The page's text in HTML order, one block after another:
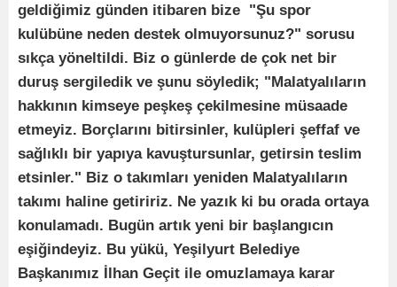
geldiğimiz günden itibaren bize "Şu spor
kulübüne neden destek olmuyorsunuz?" sorusu
sıkça yöneltildi. Biz o günlerde de çok net bir
duruş sergiledik ve şunu söyledik; "Malatyalıların
hakkının kimseye peşkeş çekilmesine müsaade
etmeyiz. Borçlarını bitirsinler, kulüpleri şeffaf ve
sağlıklı bir yapıya kavuştursunlar, getirsin teslim
etsinler." Biz o takımları yeniden Malatyalıların
takımı haline getiririz. Ne yazık ki bu orada ortaya
konulamadı. Bugün artık yeni bir başlangıcın
eşiğindeyiz. Bu yükü, Yeşilyurt Belediye
Başkanımız İlhan Geçit ile omuzlamaya karar